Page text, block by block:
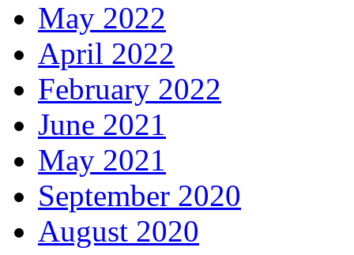
May 2022
April 2022
February 2022
June 2021
May 2021
September 2020
August 2020